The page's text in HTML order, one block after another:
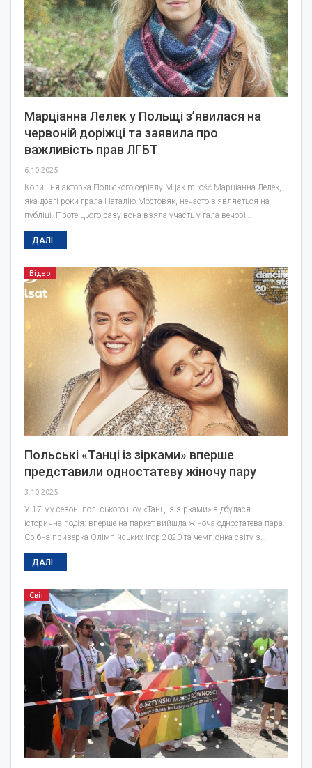
Марціанна Лелек у Польщі з’явилася на
червоній доріжці та заявила про
важливість прав ЛГБТ
6.10.2025
Колишня акторка Польского серіалу M jak miłość Марціанна Лелек,
яка довгі роки грала Наталію Мостовяк, нечасто з’являється на
публіці. Проте цього разу вона взяла участь у гала-вечорі…
ДАЛІ...
Відео
Польські «Танці із зірками» вперше
представили одностатеву жіночу пару
3.10.2025
У 17-му сезоні польського шоу «Танці з зірками» відбулася
історична подія: вперше на паркет вийшла жіноча одностатева пара.
Срібна призерка Олімпійських ігор-2020 та чемпіонка світу з…
ДАЛІ...
Світ